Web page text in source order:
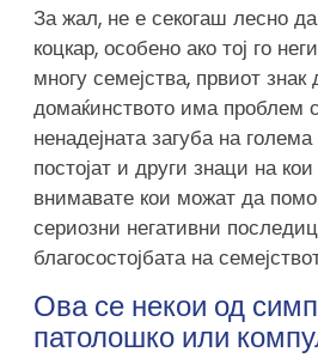
За жал, не е секогаш лесно
коцкар, особено ако тој го
многу семејства, првиот знак
домаќинството има проблем
ненадејната загуба на
постојат и други знаци на
внимавате кои можат да
сериозни негативни
благосостојбата на
Ова се некои од
патолошко или